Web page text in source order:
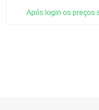
Após login os preços